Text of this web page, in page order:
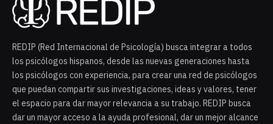
REDIP (Red Internacional de Psicología) busca integrar a todos
los psicólogos hispanos, desde las nuevas generaciones hasta
los psicólogos con experiencia, para crear una red de psicólogos
que puedan compartir sus investigaciones, ideas y valores, tener
el espacio para dar mayor relevancia a su trabajo. REDIP busca
dar un mayor acceso a la ayuda profesional, dar un mejor alcance